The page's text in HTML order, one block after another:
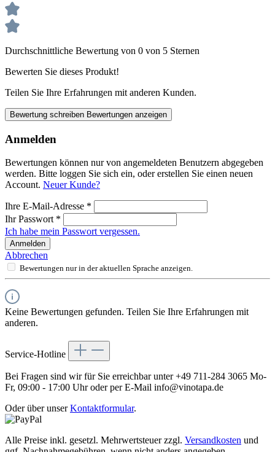
Durchschnittliche Bewertung von 0 von 5 Sternen
Bewerten Sie dieses Produkt!
Teilen Sie Ihre Erfahrungen mit anderen Kunden.
Bewertung schreiben Bewertungen anzeigen
Anmelden
Bewertungen können nur von angemeldeten Benutzern abgegeben
werden. Bitte loggen Sie sich ein, oder erstellen Sie einen neuen
Account. Neuer Kunde?
Ihre E-Mail-Adresse *
Ihr Passwort *
Ich habe mein Passwort vergessen.
Anmelden
Abbrechen
Bewertungen nur in der aktuellen Sprache anzeigen.
Keine Bewertungen gefunden. Teilen Sie Ihre Erfahrungen mit
anderen.
Service-Hotline
Bei Fragen sind wir für Sie erreichbar unter +49 711-284 3065 Mo-
Fr, 09:00 - 17:00 Uhr oder per E-Mail info@vinotapa.de
Oder über unserKontaktformular.
Alle Preise inkl. gesetzl. Mehrwertsteuer zzgl. Versandkosten und